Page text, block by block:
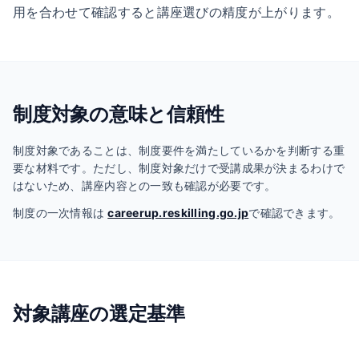
用を合わせて確認すると講座選びの精度が上がります。
制度対象の意味と信頼性
制度対象であることは、制度要件を満たしているかを判断する重
要な材料です。ただし、制度対象だけで受講成果が決まるわけで
はないため、講座内容との一致も確認が必要です。
制度の一次情報は careerup.reskilling.go.jpで確認できます。
対象講座の選定基準